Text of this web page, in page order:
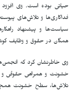
حیاتی بوده است. وی افزود
فداکاری‌ها و تلاش‌های
سیاست‌ها و پیشنهاد
همگان در حقوق و وظایف
وی خاطرنشان کرد که
خشونت و همراهی حقوقی و
تلاش‌ها، سطح خشونت